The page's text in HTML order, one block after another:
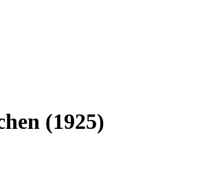
(1925)